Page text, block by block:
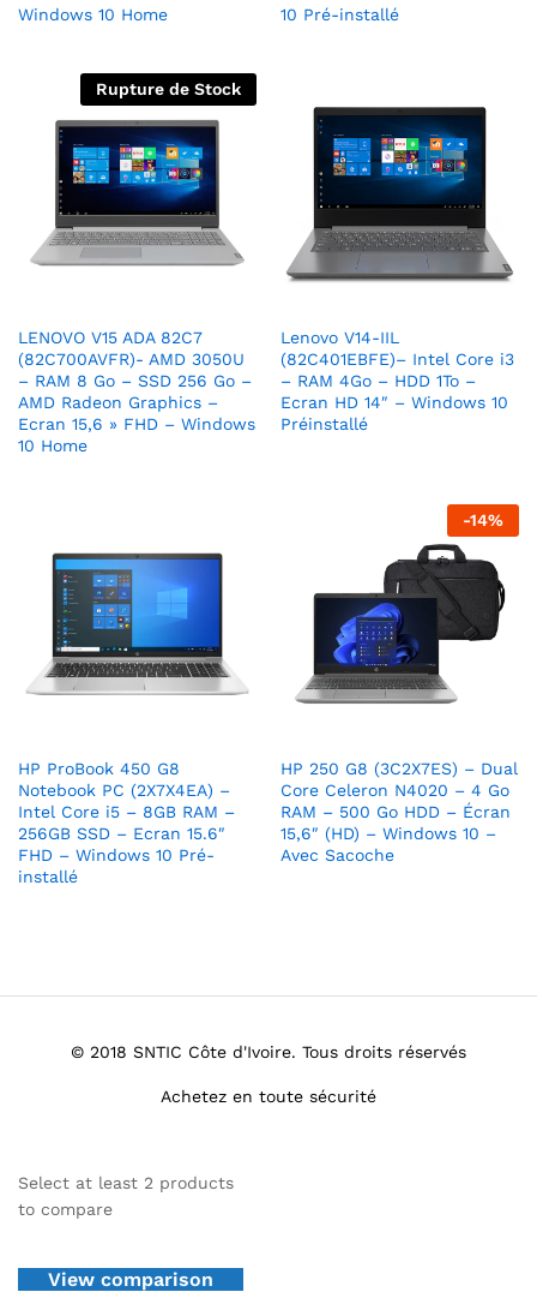
Windows 10 Home
10 Pré-installé
Rupture de Stock
LENOVO V15 ADA 82C7
(82C700AVFR)- AMD 3050U
– RAM 8 Go – SSD 256 Go –
AMD Radeon Graphics –
Ecran 15,6 » FHD – Windows
10 Home
Lenovo V14-IIL
(82C401EBFE)– Intel Core i3
– RAM 4Go – HDD 1To –
Ecran HD 14″ – Windows 10
Préinstallé
HP ProBook 450 G8
Notebook PC (2X7X4EA) –
Intel Core i5 – 8GB RAM –
256GB SSD – Ecran 15.6″
FHD – Windows 10 Pré-
installé
-14%
HP 250 G8 (3C2X7ES) – Dual
Core Celeron N4020 – 4 Go
RAM – 500 Go HDD – Écran
15,6″ (HD) – Windows 10 –
Avec Sacoche
© 2018 SNTIC Côte d'Ivoire. Tous droits réservés
Achetez en toute sécurité
Select at least 2 products
to compare
View comparison